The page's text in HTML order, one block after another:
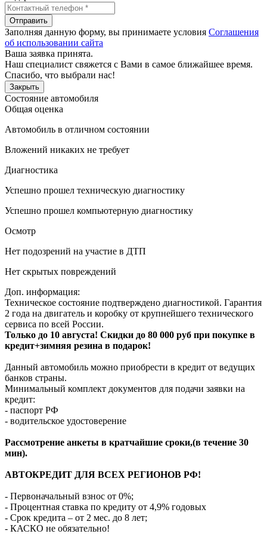
Отправить
Заполняя данную форму, вы принимаете условия Соглашения
об использовании сайта
Ваша заявка принята.
Наш специалист свяжется с Вами в самое ближайшее время.
Спасибо, что выбрали нас!
Закрыть
Состояние автомобиля
Общая оценка
Автомобиль в отличном состоянии
Вложений никаких не требует
Диагностика
Успешно прошел техническую диагностику
Успешно прошел компьютерную диагностику
Осмотр
Нет подозрений на участие в ДТП
Нет скрытых повреждений
Доп. информация:
Техническое состояние подтверждено диагностикой. Гарантия
2 года на двигатель и коробку от крупнейшего технического
сервиса по всей России.
Только до 10 августа! Скидки до 80 000 руб при покупке в
кредит+зимняя резина в подарок!
Данный автомобиль можно приобрести в кредит от ведущих
банков страны.
Минимальный комплект документов для подачи заявки на
кредит:
- паспорт РФ
- водительское удостоверение
Рассмотрение анкеты в кратчайшие сроки,(в течение 30
мин).
АВТОКРЕДИТ ДЛЯ ВСЕХ РЕГИОНОВ РФ!
- Первоначальный взнос от 0%;
- Процентная ставка по кредиту от 4,9% годовых
- Срок кредита – от 2 мес. до 8 лет;
- КАСКО не обязательно!